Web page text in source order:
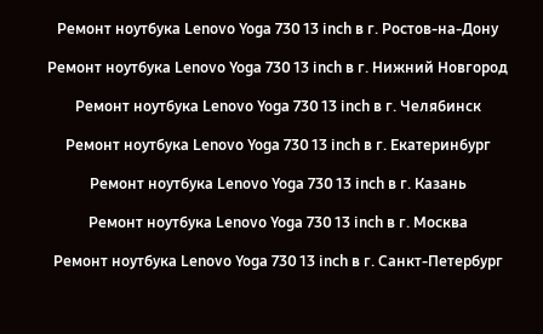
Ремонт ноутбука Lenovo Yoga 730 13 inch в г. Ростов-на-Дону
Ремонт ноутбука Lenovo Yoga 730 13 inch в г. Нижний Новгород
Ремонт ноутбука Lenovo Yoga 730 13 inch в г. Челябинск
Ремонт ноутбука Lenovo Yoga 730 13 inch в г. Екатеринбург
Ремонт ноутбука Lenovo Yoga 730 13 inch в г. Казань
Ремонт ноутбука Lenovo Yoga 730 13 inch в г. Москва
Ремонт ноутбука Lenovo Yoga 730 13 inch в г. Санкт-Петербург